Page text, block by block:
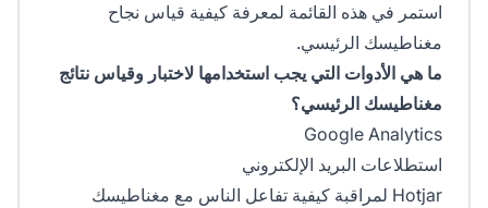
استمر في هذه القائمة لمعرفة كيفية قياس نجاح
مغناطيسك الرئيسي.
ما هي الأدوات التي يجب استخدامها لاختبار وقياس نتائج
مغناطيسك الرئيسي؟
Google Analytics
استطلاعات البريد الإلكتروني
Hotjar لمراقبة كيفية تفاعل الناس مع مغناطيسك